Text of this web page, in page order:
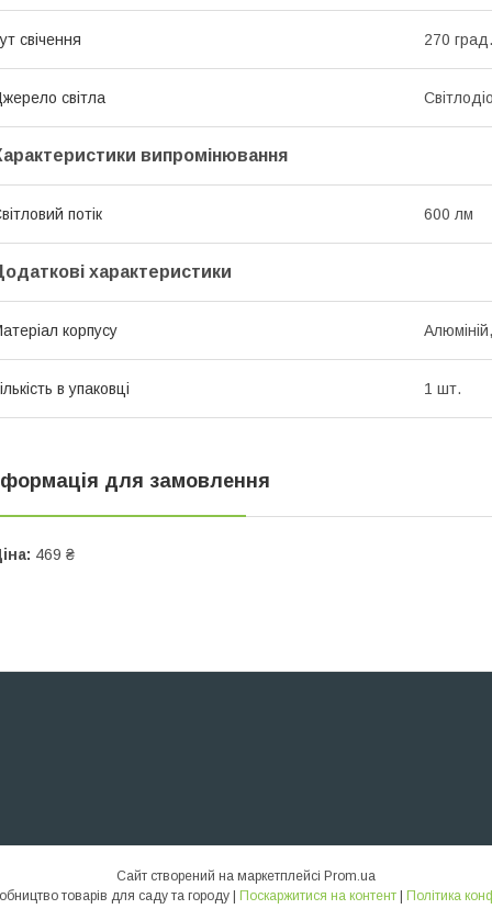
свічення 270 град.
світла
випромінювання
потік 600 лм
характеристики
корпусу
в упаковці 1 шт.
для замовлення
469 ₴
Сайт створений на маркетплейсі Prom.ua
Поскаржитися на контент Політика